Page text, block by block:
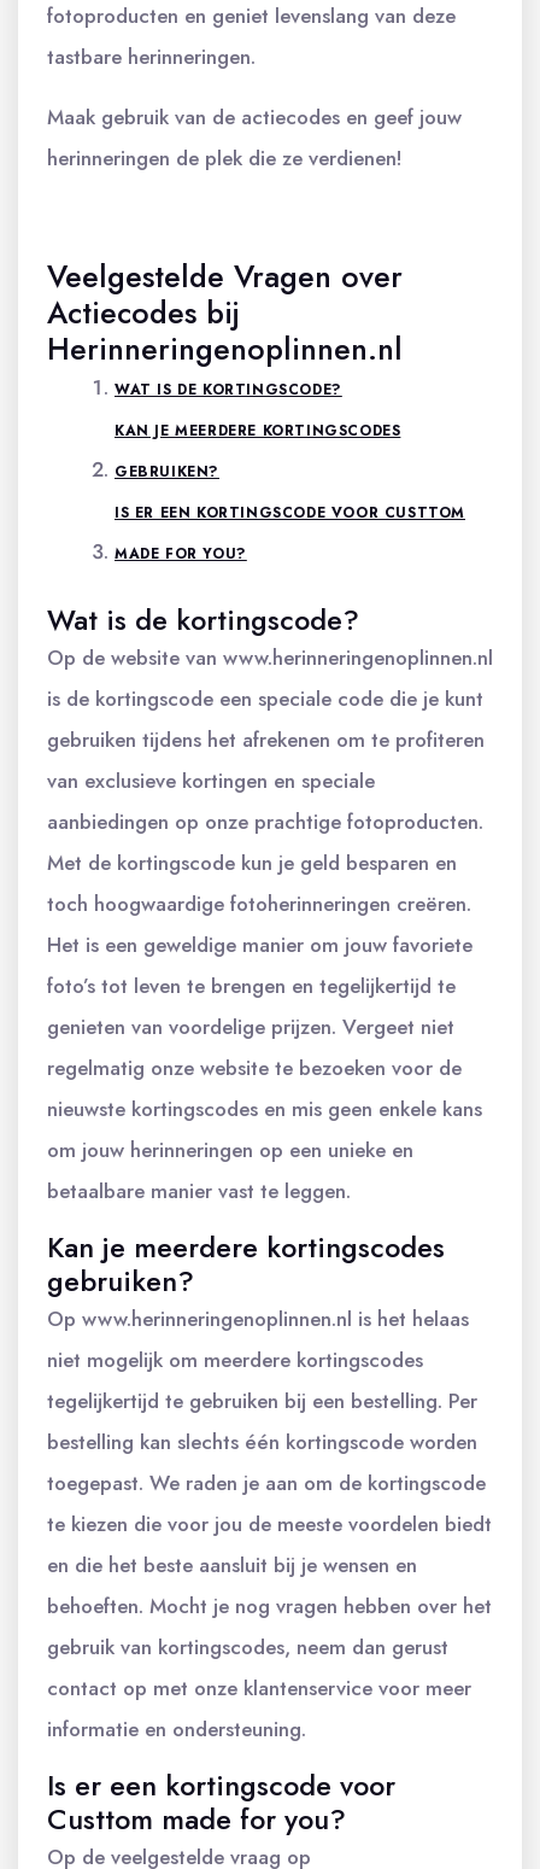
fotoproducten en geniet levenslang van deze
tastbare herinneringen.
Maak gebruik van de actiecodes en geef jouw
herinneringen de plek die ze verdienen!
Veelgestelde Vragen over
Actiecodes bij
Herinneringenoplinnen.nl
WAT IS DE KORTINGSCODE?
KAN JE MEERDERE KORTINGSCODES
GEBRUIKEN?
IS ER EEN KORTINGSCODE VOOR CUSTTOM
MADE FOR YOU?
Wat is de kortingscode?
Op de website van www.herinneringenoplinnen.nl
is de kortingscode een speciale code die je kunt
gebruiken tijdens het afrekenen om te profiteren
van exclusieve kortingen en speciale
aanbiedingen op onze prachtige fotoproducten.
Met de kortingscode kun je geld besparen en
toch hoogwaardige fotoherinneringen creëren.
Het is een geweldige manier om jouw favoriete
foto’s tot leven te brengen en tegelijkertijd te
genieten van voordelige prijzen. Vergeet niet
regelmatig onze website te bezoeken voor de
nieuwste kortingscodes en mis geen enkele kans
om jouw herinneringen op een unieke en
betaalbare manier vast te leggen.
Kan je meerdere kortingscodes
gebruiken?
Op www.herinneringenoplinnen.nl is het helaas
niet mogelijk om meerdere kortingscodes
tegelijkertijd te gebruiken bij een bestelling. Per
bestelling kan slechts één kortingscode worden
toegepast. We raden je aan om de kortingscode
te kiezen die voor jou de meeste voordelen biedt
en die het beste aansluit bij je wensen en
behoeften. Mocht je nog vragen hebben over het
gebruik van kortingscodes, neem dan gerust
contact op met onze klantenservice voor meer
informatie en ondersteuning.
Is er een kortingscode voor
Custtom made for you?
Op de veelgestelde vraag op